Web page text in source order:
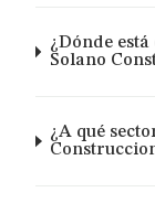
¿Dónde
Solano
¿A qué